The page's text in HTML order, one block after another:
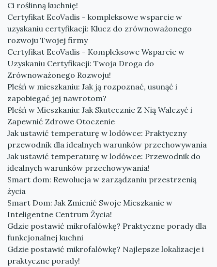
Ci roślinną kuchnię!
Certyfikat EcoVadis - kompleksowe wsparcie w
uzyskaniu certyfikacji: Klucz do zrównoważonego
rozwoju Twojej firmy
Certyfikat EcoVadis - Kompleksowe Wsparcie w
Uzyskaniu Certyfikacji: Twoja Droga do
Zrównoważonego Rozwoju!
Pleśń w mieszkaniu: Jak ją rozpoznać, usunąć i
zapobiegać jej nawrotom?
Pleśń w Mieszkaniu: Jak Skutecznie Z Nią Walczyć i
Zapewnić Zdrowe Otoczenie
Jak ustawić temperaturę w lodówce: Praktyczny
przewodnik dla idealnych warunków przechowywania
Jak ustawić temperaturę w lodówce: Przewodnik do
idealnych warunków przechowywania!
Smart dom: Rewolucja w zarządzaniu przestrzenią
życia
Smart Dom: Jak Zmienić Swoje Mieszkanie w
Inteligentne Centrum Życia!
Gdzie postawić mikrofalówkę? Praktyczne porady dla
funkcjonalnej kuchni
Gdzie postawić mikrofalówkę? Najlepsze lokalizacje i
praktyczne porady!